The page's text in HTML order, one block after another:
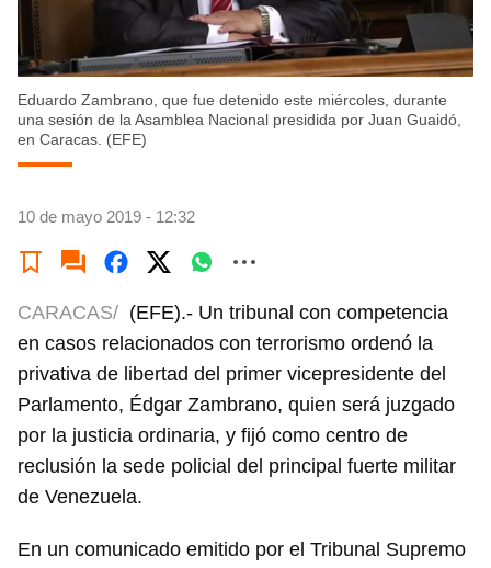
Eduardo Zambrano, que fue detenido este miércoles, durante
una sesión de la Asamblea Nacional presidida por Juan Guaidó,
en Caracas. (EFE)
10 de mayo 2019 - 12:32
CARACAS/ (EFE).- Un tribunal con competencia
en casos relacionados con terrorismo ordenó la
privativa de libertad del primer vicepresidente del
Parlamento, Édgar Zambrano, quien será juzgado
por la justicia ordinaria, y fijó como centro de
reclusión la sede policial del principal fuerte militar
de Venezuela.
En un comunicado emitido por el Tribunal Supremo